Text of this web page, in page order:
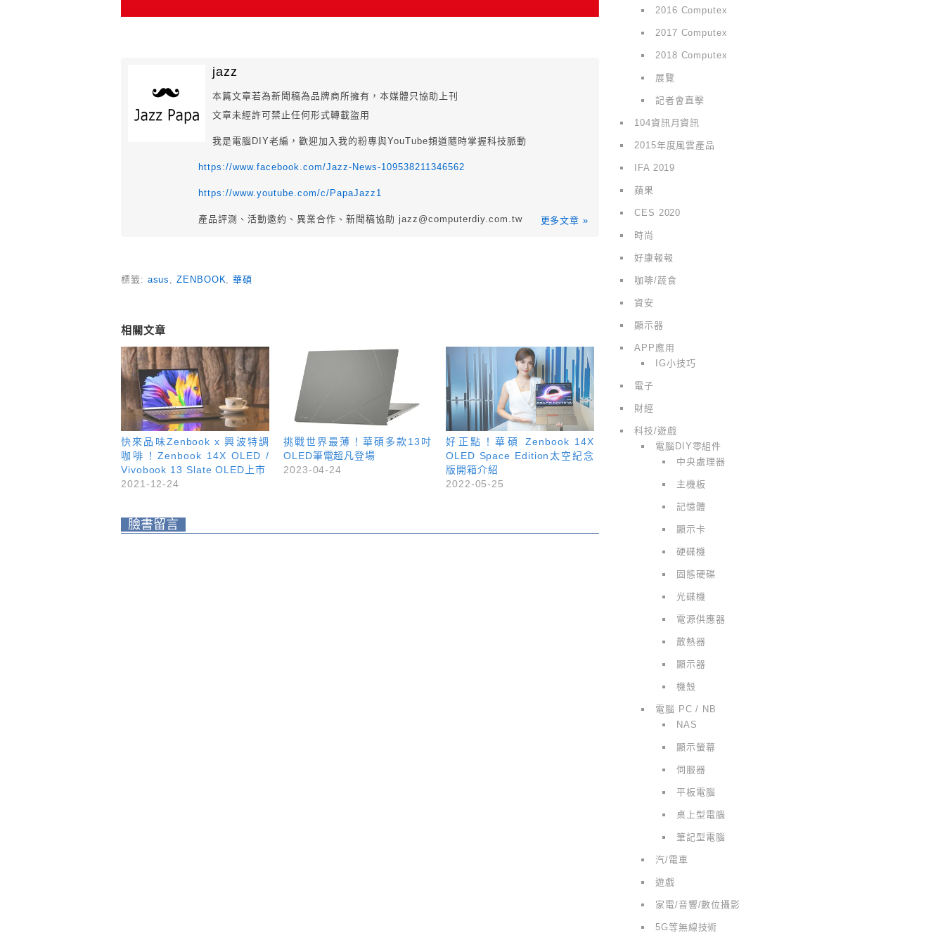
jazz
本篇文章若為新聞稿為品牌商所擁有，本媒體只協助上刊
文章未經許可禁止任何形式轉載盜用
我是電腦DIY老編，歡迎加入我的粉專與YouTube頻道隨時掌握科技脈動
https://www.facebook.com/Jazz-News-109538211346562
https://www.youtube.com/c/PapaJazz1
產品評測、活動邀約、異業合作、新聞稿協助 jazz@computerdiy.com.tw 更多文章 »
標籤: asus ,ZENBOOK ,華碩
相關文章
快來品味Zenbook x 興波特調
咖啡！Zenbook 14X OLED /
Vivobook 13 Slate OLED上市
2021-12-24
挑戰世界最薄！華碩多款13吋
OLED筆電超凡登場
2023-04-24
好正點！華碩 Zenbook 14X
OLED Space Edition太空紀念
版開箱介紹
2022-05-25
臉書留言
2016 Computex
2017 Computex
2018 Computex
展覽
記者會直擊
104資訊月資訊
2015年度風雲產品
IFA 2019
蘋果
CES 2020
時尚
好康報報
咖啡/蔬食
資安
顯示器
APP應用
IG小技巧
電子
財經
科技/遊戲
電腦DIY零組件
中央處理器
主機板
記憶體
顯示卡
硬碟機
固態硬碟
光碟機
電源供應器
散熱器
顯示器
機殼
電腦 PC / NB
NAS
顯示螢幕
伺服器
平板電腦
桌上型電腦
筆記型電腦
汽/電車
遊戲
家電/音響/數位攝影
5G等無線技術